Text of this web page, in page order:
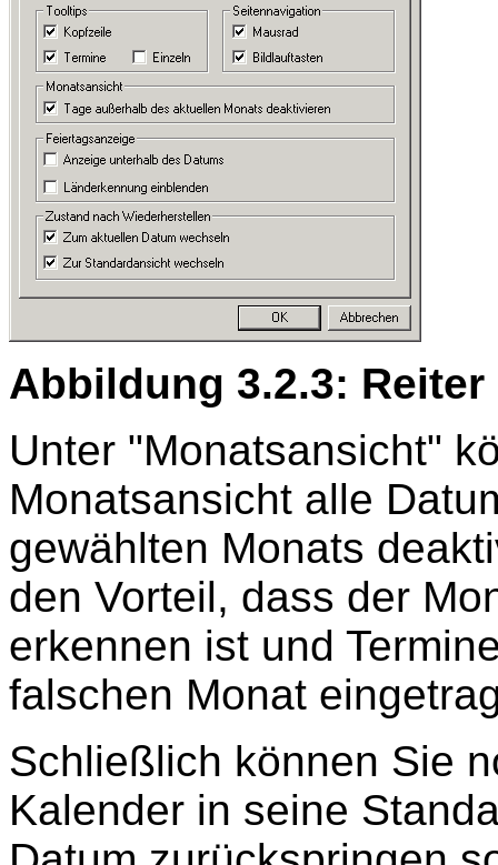
Abbildung 3.2.3:
Unter "Monatsansicht"
Monatsansicht alle
gewählten Monats
den Vorteil, dass der
erkennen ist und
falschen Monat
Schließlich können Sie
Kalender in seine